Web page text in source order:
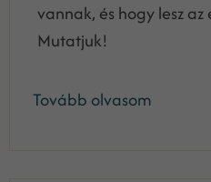
vannak, és hogy lesz az
Mutatjuk!
Tovább olvasom